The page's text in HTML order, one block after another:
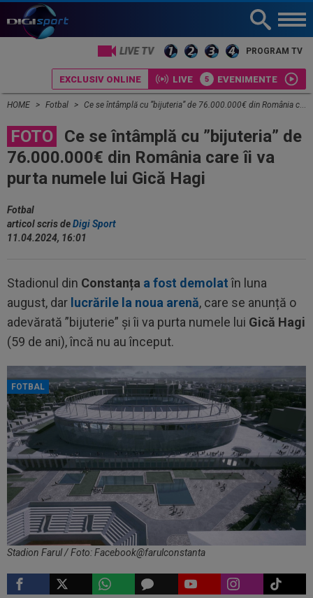
LIVE TV PROGRAM TV
EXCLUSIV ONLINE LIVE EVENIMENTE
HOME Fotbal Ce se întâmplă cu ”bijuteria” de 76.000.000€ din România care îi va purta numele lui Gică Hagi
FOTO
Ce se întâmplă cu ”bijuteria” de
76.000.000€ din România care îi va
purta numele lui Gică Hagi
Fotbal
articol scris deDigi Sport
11.04.2024, 16:01
Stadionul din Constanța a fost demolatîn luna
august, dar lucrările la noua arenă, care se anunță o
adevărată ”bijuterie” și îi va purta numele lui Gică Hagi
(59 de ani), încă nu au început.
FOTBAL
Stadion Farul / Foto: Facebook@farulconstanta